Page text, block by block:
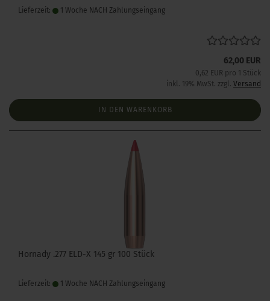
Lieferzeit: 1 Woche NACH Zahlungseingang
62,00 EUR
0,62 EUR pro 1 Stück
inkl. 19% MwSt. zzgl. Versand
IN DEN WARENKORB
Hornady .277 ELD-X 145 gr 100 Stück
Lieferzeit: 1 Woche NACH Zahlungseingang